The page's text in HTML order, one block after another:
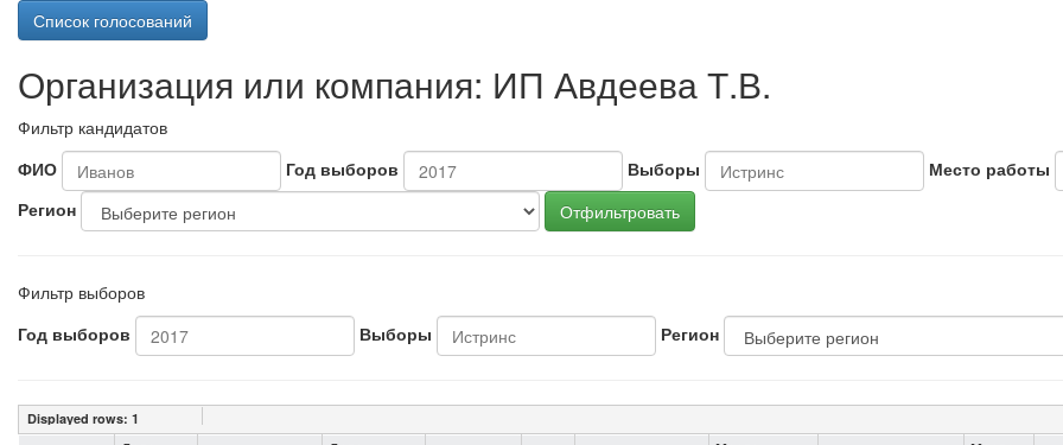
Список голосований
Организация или компания: ИП Авдеева Т.В.
Фильтр кандидатов
ФИО
Год выборов Выборы
Место работы
Регион
Отфильтровать
Фильтр выборов
Год выборов
Выборы Регион
Displayed rows: 1